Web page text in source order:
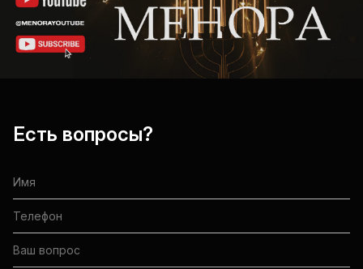
Есть вопросы?